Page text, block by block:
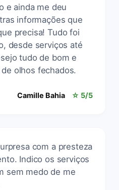
e ainda me deu
informações que
precisa! Tudo foi
desde serviços até
tudo de bom e
olhos fechados.
Camille Bahia ☆ 5/5
com a presteza
Indico os serviços
sem medo de me